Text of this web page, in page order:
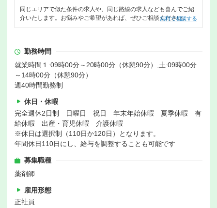
同じエリアで似た条件の求人や、同じ路線の求人なども喜んでご紹
介いたします。お悩みやご希望があれば、ぜひご相談ください。
無料で相談する
勤務時間
就業時間１:09時00分～20時00分（休憩90分）,土:09時00分
～14時00分（休憩90分）
週40時間勤務制
休日・休暇
完全週休2日制 日曜日 祝日 年末年始休暇 夏季休暇 有
給休暇 出産・育児休暇 介護休暇
※休日は選択制（110日か120日）となります。
年間休日110日にし、給与を調整することも可能です
募集職種
薬剤師
雇用形態
正社員